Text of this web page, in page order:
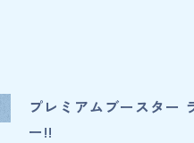
プレミアムブースター
ー!!